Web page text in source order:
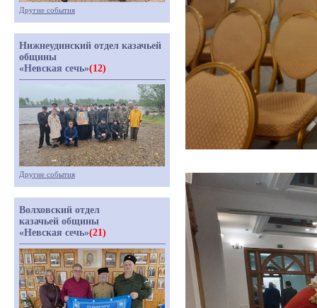
Другие события
Нижнеудинский отдел казачьей
общины
«Невская сечь»(12)
Другие события
Волховский отдел
казачьей общины
«Невская сечь»(21)